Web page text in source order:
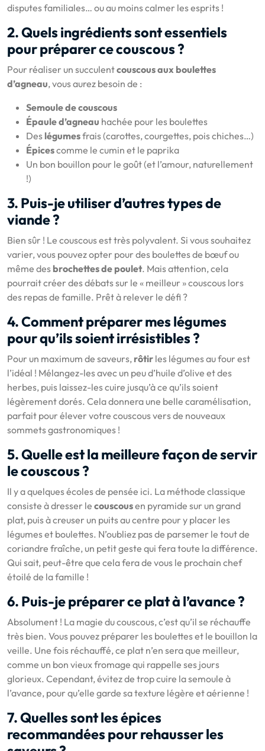
disputes familiales… ou au moins calmer les esprits !
2. Quels ingrédients sont essentiels
pour préparer ce couscous ?
Pour réaliser un succulentcouscous aux boulettes
d’agneau, vous aurez besoin de :
Semoule de couscous
Épaule d’agneau hachée pour les boulettes
Des légumesfrais (carottes, courgettes, pois chiches…)
Épicescomme le cumin et le paprika
Un bon bouillon pour le goût (et l’amour, naturellement
!)
3. Puis-je utiliser d’autres types de
viande ?
Bien sûr ! Le couscous est très polyvalent. Si vous souhaitez
varier, vous pouvez opter pour des boulettes de bœuf ou
même des brochettes de poulet. Mais attention, cela
pourrait créer des débats sur le « meilleur » couscous lors
des repas de famille. Prêt à relever le défi ?
4. Comment préparer mes légumes
pour qu’ils soient irrésistibles ?
Pour un maximum de saveurs, rôtir les légumes au four est
l’idéal ! Mélangez-les avec un peu d’huile d’olive et des
herbes, puis laissez-les cuire jusqu’à ce qu’ils soient
légèrement dorés. Cela donnera une belle caramélisation,
parfait pour élever votre couscous vers de nouveaux
sommets gastronomiques !
5. Quelle est la meilleure façon de servir
le couscous ?
Il y a quelques écoles de pensée ici. La méthode classique
consiste à dresser le couscousen pyramide sur un grand
plat, puis à creuser un puits au centre pour y placer les
légumes et boulettes. N’oubliez pas de parsemer le tout de
coriandre fraîche, un petit geste qui fera toute la différence.
Qui sait, peut-être que cela fera de vous le prochain chef
étoilé de la famille !
6. Puis-je préparer ce plat à l’avance ?
Absolument ! La magie du couscous, c’est qu’il se réchauffe
très bien. Vous pouvez préparer les boulettes et le bouillon la
veille. Une fois réchauffé, ce plat n’en sera que meilleur,
comme un bon vieux fromage qui rappelle ses jours
glorieux. Cependant, évitez de trop cuire la semoule à
l’avance, pour qu’elle garde sa texture légère et aérienne !
7. Quelles sont les épices
recommandées pour rehausser les